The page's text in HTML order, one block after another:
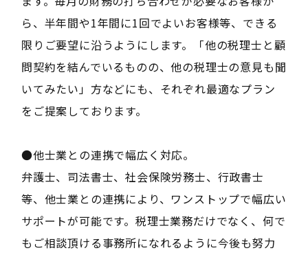
ら、半年間や1年間に1回でよいお客様等、できる
限りご要望に沿うようにします。「他の税理士と顧
問契約を結んでいるものの、他の税理士の意見も聞
いてみたい」方などにも、それぞれ最適なプラン
をご提案しております。
●他士業との連携で幅広く対応。
弁護士、司法書士、社会保険労務士、行政書士
等、他士業との連携により、ワンストップで幅広い
サポートが可能です。税理士業務だけでなく、何で
もご相談頂ける事務所になれるように今後も努力